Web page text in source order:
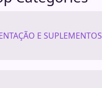
E SUPLEMENTOS